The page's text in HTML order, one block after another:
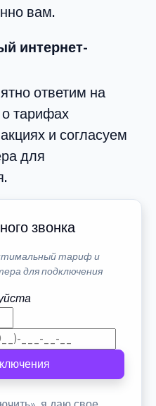
вам.
интернет-
ответим на
тарифах
и согласуем
для
звонка
тариф и
для подключения